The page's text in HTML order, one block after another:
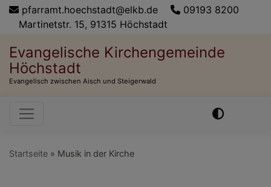
Direktpfarramt.hoechstadt@elkb.de
09193 8200
Martinetstr. 15, 91315 Höchstadt
Evangelische Kirchengemeinde
Höchstadt
Evangelisch zwischen Aisch und Steigerwald
Hauptnavigation
Startseite Musik in der Kirche